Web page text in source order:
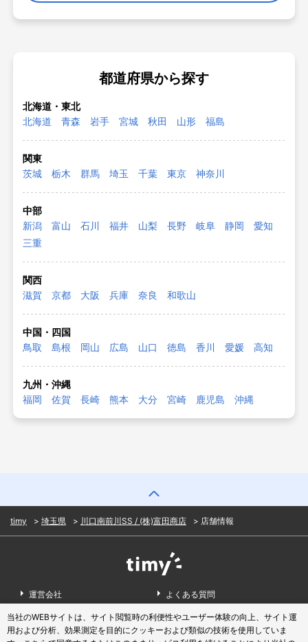
都道府県から探す
北海道・東北
北海道
青森 岩手 宮城 秋田 山形 福島
関東
茨城
栃木 群馬 埼玉 千葉 東京 神奈川
中部
新潟
富山 石川 福井 山梨 長野 岐阜 静岡
愛知
三重
関西
滋賀
京都 大阪 兵庫 奈良 和歌山
中国・四国
鳥取
島根 岡山 広島 山口 徳島 香川 愛媛 高知
九州・沖縄
福岡
佐賀 長崎 熊本 大分 宮崎 鹿児島 沖縄
timy 埼玉県 川口南前川SS / (株)富田商店 店舗情報
運営会社 よくある質問
お問い合わせ 利用規約
当社のWEBサイトは、サイト閲覧時の利便性やユーザー体験の向上、サイト運
用および分析、効果測定を目的にクッキーおよび類似の技術を使用していま